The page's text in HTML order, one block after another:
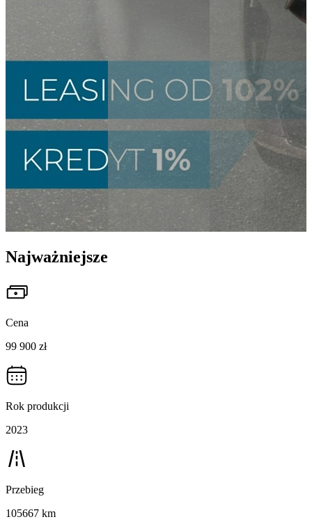
Najważniejsze
Cena
99 900 zł
Rok produkcji
2023
Przebieg
105667 km